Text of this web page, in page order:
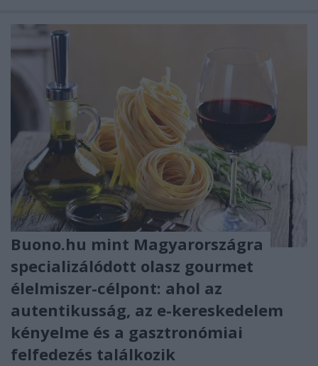
Buono.hu mint Magyarországra
specializálódott olasz gourmet
élelmiszer-célpont: ahol az
autentikusság, az e-kereskedelem
kényelme és a gasztronómiai
felfedezés találkozik